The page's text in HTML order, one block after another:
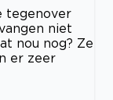
tegenover
niet
nou nog? Ze
er zeer